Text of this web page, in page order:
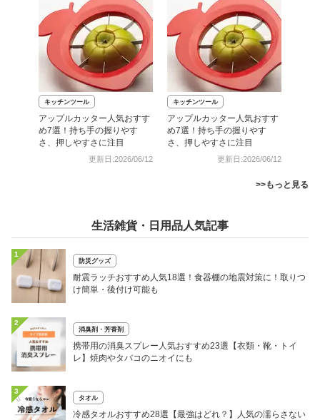
キッチンツール
アップルカッター人気おすす
め7選！持ち手の握りやす
さ、押しやすさに注目
更新日:2026/06/12
キッチンツール
アップルカッター人気おすす
め7選！持ち手の握りやす
さ、押しやすさに注目
更新日:2026/06/12
>>もっと見る
生活雑貨・日用品人気記事
1
防災グッズ
耐震ラッチおすすめ人気18選！食器棚の地震対策に！取りつ
け簡単・後付け可能も
2
消臭剤・芳香剤
携帯用の消臭スプレー人気おすすめ23選【衣類・靴・トイ
レ】焼肉やタバコのニオイにも
3
タオル
冷感タオルおすすめ28選【最強はどれ？】人気の濡らさない